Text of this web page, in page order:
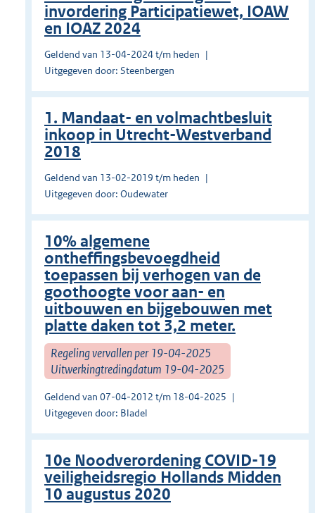
invordering Participatiewet, IOAW
en IOAZ 2024
Geldend van 13-04-2024 t/m heden
Uitgegeven door: Steenbergen
1. Mandaat- en volmachtbesluit
inkoop in Utrecht-Westverband
2018
Geldend van 13-02-2019 t/m heden
Uitgegeven door: Oudewater
10% algemene
ontheffingsbevoegdheid
toepassen bij verhogen van de
goothoogte voor aan- en
uitbouwen en bijgebouwen met
platte daken tot 3,2 meter.
Regeling vervallen per 19-04-2025
Uitwerkingtredingdatum 19-04-2025
Geldend van 07-04-2012 t/m 18-04-2025
Uitgegeven door: Bladel
10e Noodverordening COVID-19
veiligheidsregio Hollands Midden
10 augustus 2020